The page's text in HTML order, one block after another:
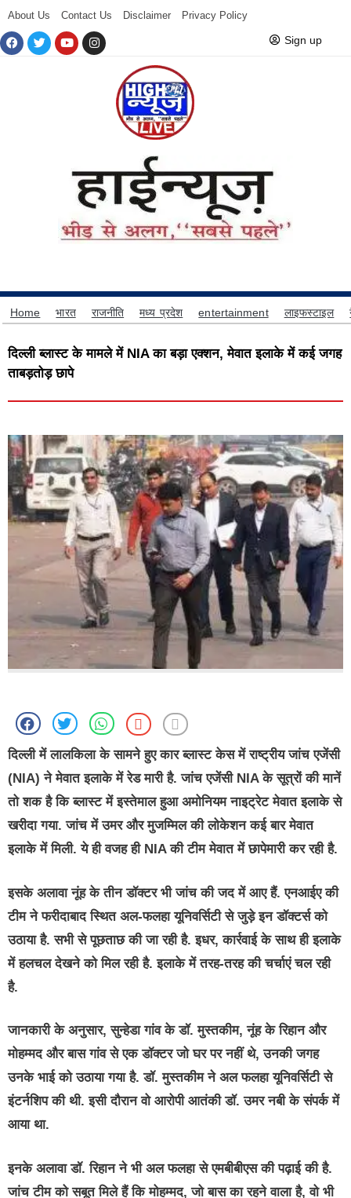
About Us Contact Us Disclaimer Privacy Policy
Sign up
Home भारत राजनीति मध्य प्रदेश entertainment लाइफस्टाइल
दिल्ली ब्लास्ट के मामले में NIA का बड़ा एक्शन, मेवात इलाके में कई जगह
ताबड़तोड़ छापे
दिल्ली में लालकिला के सामने हुए कार ब्लास्ट केस में राष्ट्रीय जांच एजेंसी
(NIA) ने मेवात इलाके में रेड मारी है. जांच एजेंसी NIA के सूत्रों की मानें
तो शक है कि ब्लास्ट में इस्तेमाल हुआ अमोनियम नाइट्रेट मेवात इलाके से
खरीदा गया. जांच में उमर और मुजम्मिल की लोकेशन कई बार मेवात
इलाके में मिली. ये ही वजह ही NIA की टीम मेवात में छापेमारी कर रही है.
इसके अलावा नूंह के तीन डॉक्टर भी जांच की जद में आए हैं. एनआईए की
टीम ने फरीदाबाद स्थित अल-फलहा यूनिवर्सिटी से जुड़े इन डॉक्टर्स को
उठाया है. सभी से पूछताछ की जा रही है. इधर, कार्रवाई के साथ ही इलाके
में हलचल देखने को मिल रही है. इलाके में तरह-तरह की चर्चाएं चल रही
है.
जानकारी के अनुसार, सुन्हेडा गांव के डॉ. मुस्तकीम, नूंह के रिहान और
मोहम्मद और बास गांव से एक डॉक्टर जो घर पर नहीं थे, उनकी जगह
उनके भाई को उठाया गया है. डॉ. मुस्तकीम ने अल फलहा यूनिवर्सिटी से
इंटर्नशिप की थी. इसी दौरान वो आरोपी आतंकी डॉ. उमर नबी के संपर्क में
आया था.
इनके अलावा डॉ. रिहान ने भी अल फलहा से एमबीबीएस की पढ़ाई की है.
जांच टीम को सबूत मिले हैं कि मोहम्मद, जो बास का रहने वाला है, वो भी